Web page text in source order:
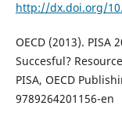
http://dx.doi.org/
OECD (2013). PISA
Succesful?
PISA, OECD
9789264201156-en